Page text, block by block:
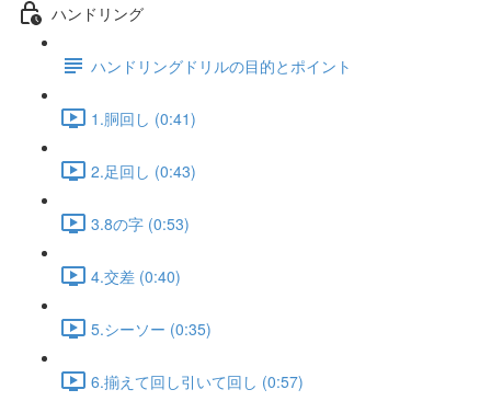
ハンドリング
ハンドリングドリルの目的とポイント
1.胴回し (0:41)
2.足回し (0:43)
3.8の字 (0:53)
4.交差 (0:40)
5.シーソー (0:35)
6.揃えて回し引いて回し (0:57)